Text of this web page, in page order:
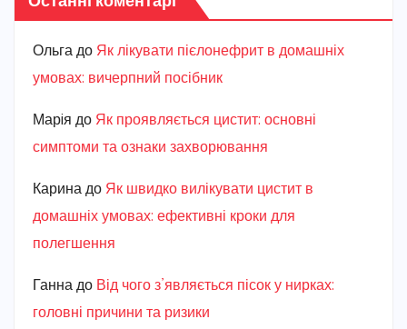
Ольга до Як лікувати пієлонефрит в домашніх
умовах: вичерпний посібник
Марiя до Як проявляється цистит: основні
симптоми та ознаки захворювання
Карина до Як швидко вилікувати цистит в
домашніх умовах: ефективні кроки для
полегшення
Ганна до Від чого з’являється пісок у нирках:
головні причини та ризики